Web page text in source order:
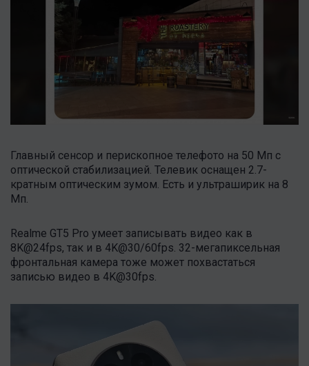
Главный сенсор и перископное телефото на 50 Мп с
оптической стабилизацией. Телевик оснащен 2.7-
кратным оптическим зумом. Есть и ультраширик на 8
Мп.
Realme GT5 Pro умеет записывать видео как в
8K@24fps, так и в 4K@30/60fps. 32-мегапиксельная
фронтальная камера тоже может похвастаться
записью видео в 4K@30fps.